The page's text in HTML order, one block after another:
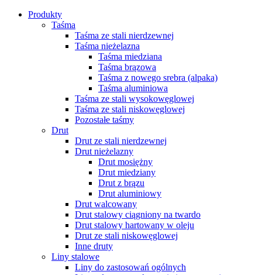
Produkty
Taśma
Taśma ze stali nierdzewnej
Taśma nieżelazna
Taśma miedziana
Taśma brązowa
Taśma z nowego srebra (alpaka)
Taśma aluminiowa
Taśma ze stali wysokowęglowej
Taśma ze stali niskowęglowej
Pozostałe taśmy
Drut
Drut ze stali nierdzewnej
Drut nieżelazny
Drut mosiężny
Drut miedziany
Drut z brązu
Drut aluminiowy
Drut walcowany
Drut stalowy ciągniony na twardo
Drut stalowy hartowany w oleju
Drut ze stali niskowęglowej
Inne druty
Liny stalowe
Liny do zastosowań ogólnych